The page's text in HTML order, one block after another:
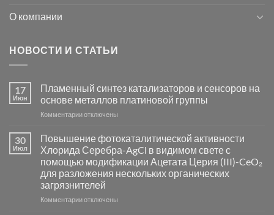
О компании
НОВОСТИ И СТАТЬИ
17
Июн
Пламенный синтез катализаторов и сенсоров на
основе металлов платиновой группы
Комментариик
Пламенный
синтез
катализаторов
и
сенсоров
на
основе
отключены
30
Июл
Повышение фотокаталитической активности
Хлорида Серебра-AgCl в видимом свете с
помощью модификации Ацетата Церия (III)-CeO₂
для разложения нескольких органических
загрязнителей
Комментариикотключены